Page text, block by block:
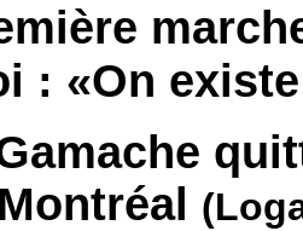
: «On